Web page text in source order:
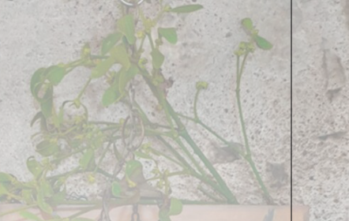
Просто буквально одна стенка напротив
нашей работе, эта живопись
орнаментальную композицию, ну, она есть
что ты делал эту работу, я как-то
больше десяти было бригад, причём из